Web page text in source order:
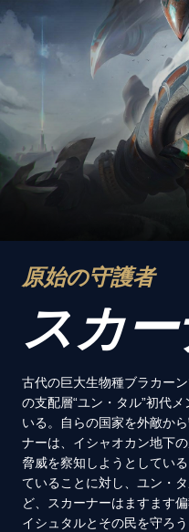
原始の守護者
スカ
古代の巨大生物種ブラカー
の支配層“ユン・タル”初代
いる。自らの国家を外敵か
ナーは、イシャオカン地下
脅威を察知しようとしてい
ていることに対し、ユン・
ど、スカーナーはますます
イシュタルとその民を守ろ